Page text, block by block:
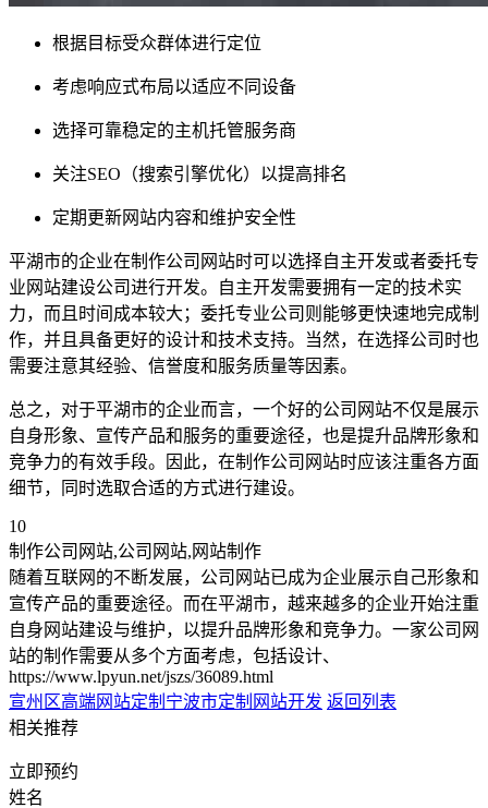
根据目标受众群体进行定位
考虑响应式布局以适应不同设备
选择可靠稳定的主机托管服务商
关注SEO（搜索引擎优化）以提高排名
定期更新网站内容和维护安全性
平湖市的企业在制作公司网站时可以选择自主开发或者委托专
业网站建设公司进行开发。自主开发需要拥有一定的技术实
力，而且时间成本较大；委托专业公司则能够更快速地完成制
作，并且具备更好的设计和技术支持。当然，在选择公司时也
需要注意其经验、信誉度和服务质量等因素。
总之，对于平湖市的企业而言，一个好的公司网站不仅是展示
自身形象、宣传产品和服务的重要途径，也是提升品牌形象和
竞争力的有效手段。因此，在制作公司网站时应该注重各方面
细节，同时选取合适的方式进行建设。
10
制作公司网站,公司网站,网站制作
随着互联网的不断发展，公司网站已成为企业展示自己形象和
宣传产品的重要途径。而在平湖市，越来越多的企业开始注重
自身网站建设与维护，以提升品牌形象和竞争力。一家公司网
站的制作需要从多个方面考虑，包括设计、
https://www.lpyun.net/jszs/36089.html
宣州区高端网站定制 宁波市定制网站开发 返回列表
相关推荐
立即预约
姓名